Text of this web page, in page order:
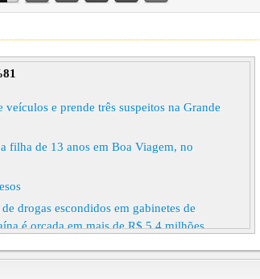
e prende três suspeitos na Grande
filha de 13 anos em Boa Viagem, no
drogas escondidos em gabinetes de
é orçada em mais de R$ 5,4 milhões
de jogos virtuais de azar são alvos de